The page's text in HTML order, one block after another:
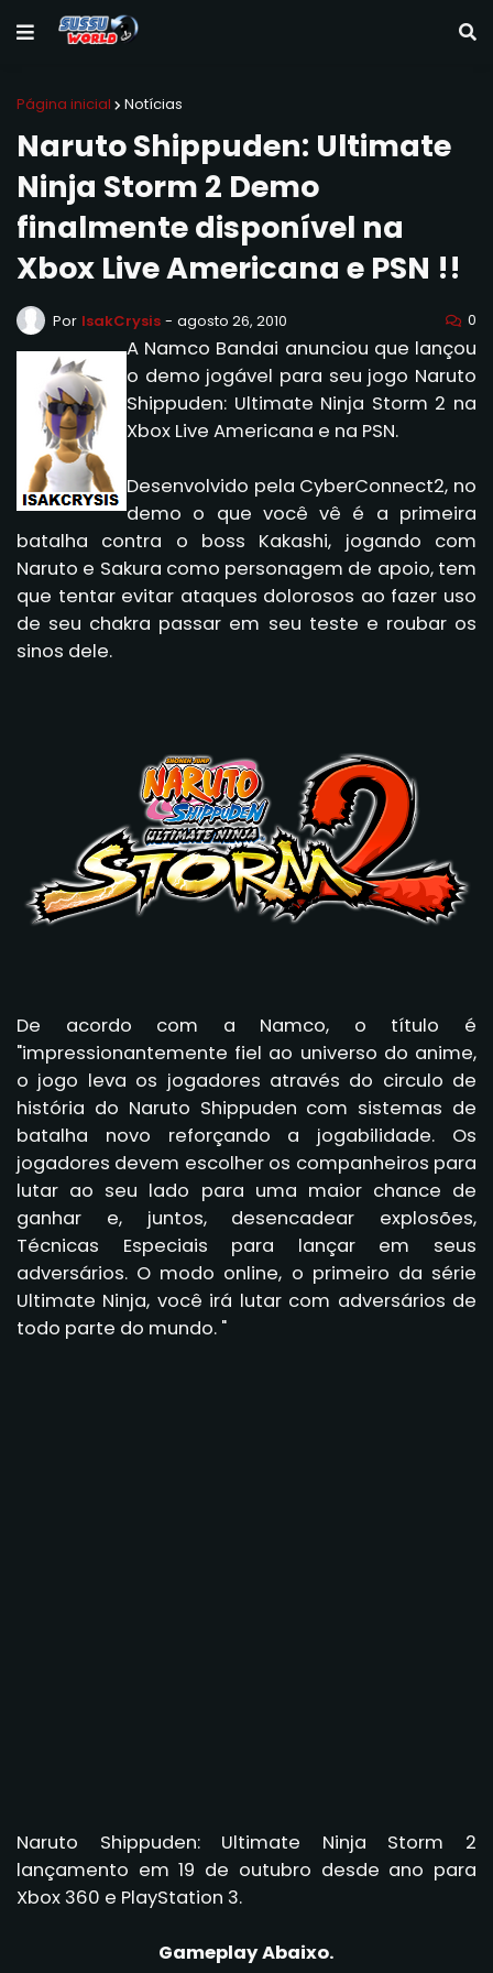
Página inicial Notícias
Naruto Shippuden: Ultimate
Ninja Storm 2 Demo
finalmente disponível na
Xbox Live Americana e PSN !!
Por IsakCrysis - agosto 26, 2010 0
A Namco Bandai anunciou que lançou
o demo jogável para seu jogo Naruto
Shippuden: Ultimate Ninja Storm 2 na
Xbox Live Americana e na PSN.
Desenvolvido pela CyberConnect2, no
demo o que você vê é a primeira
batalha contra o boss Kakashi, jogando com
Naruto e Sakura como personagem de apoio, tem
que tentar evitar ataques dolorosos ao fazer uso
de seu chakra passar em seu teste e roubar os
sinos dele.
De acordo com a Namco, o título é
"impressionantemente fiel ao universo do anime,
o jogo leva os jogadores através do circulo de
história do Naruto Shippuden com sistemas de
batalha novo reforçando a jogabilidade. Os
jogadores devem escolher os companheiros para
lutar ao seu lado para uma maior chance de
ganhar e, juntos, desencadear explosões,
Técnicas Especiais para lançar em seus
adversários. O modo online, o primeiro da série
Ultimate Ninja, você irá lutar com adversários de
todo parte do mundo. "
Naruto Shippuden: Ultimate Ninja Storm 2
lançamento em 19 de outubro desde ano para
Xbox 360 e PlayStation 3.
Gameplay Abaixo.